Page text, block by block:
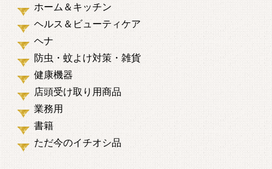
ホーム＆キッチン
ヘルス＆ビューティケア
ヘナ
防虫・蚊よけ対策・雑貨
健康機器
店頭受け取り用商品
業務用
書籍
ただ今のイチオシ品